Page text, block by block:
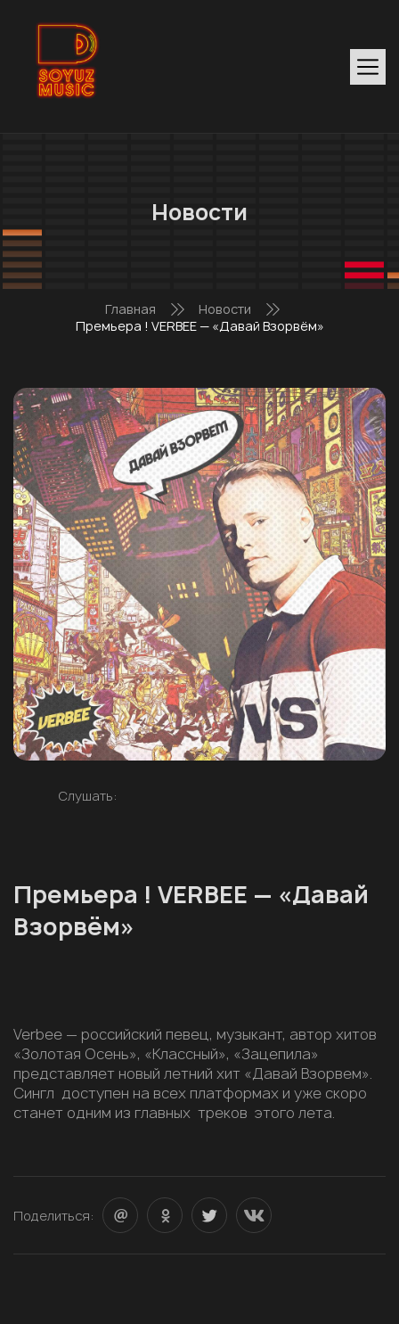
Новости
Главная
Новости
Премьера ! VERBEE — «Давай Взорвём»
Слушать:
Премьера ! VERBEE — «Давай
Взорвём»
Verbee — российский певец, музыкант, автор хитов
«Золотая Осень», «Классный», «Зацепила»
представляет новый летний хит «Давай Взорвем».
Сингл доступен на всех платформах и уже скоро
станет одним из главных треков этого лета.
Поделиться: